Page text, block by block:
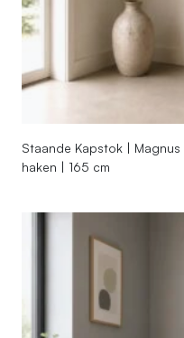
Staande Kapstok |
haken | 165 cm